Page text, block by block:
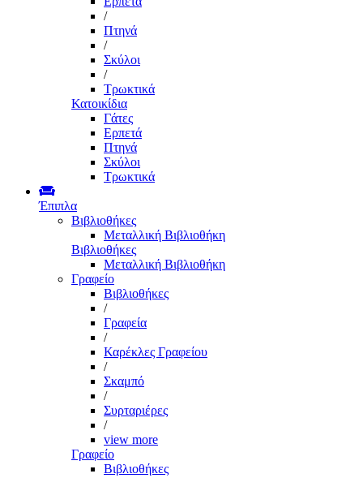
/
Πτηνά
/
Σκύλοι
/
Τρωκτικά
Κατοικίδια
Γάτες
Ερπετά
Πτηνά
Σκύλοι
Τρωκτικά
Έπιπλα
Βιβλιοθήκες
Μεταλλική Βιβλιοθήκη
Βιβλιοθήκες
Μεταλλική Βιβλιοθήκη
Γραφείο
Βιβλιοθήκες
/
Γραφεία
/
Καρέκλες Γραφείου
/
Σκαμπό
/
Συρταριέρες
/
view more
Γραφείο
Βιβλιοθήκες